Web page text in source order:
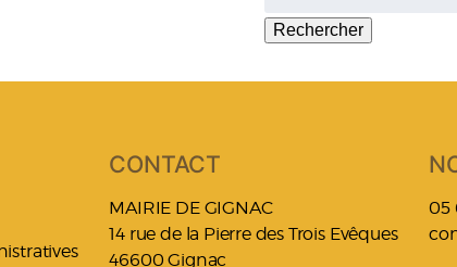
CONTACT
MAIRIE DE GIGNAC
14 rue de la Pierre des Trois Evêques
46600 Gignac
05